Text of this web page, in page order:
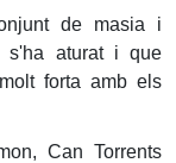
de masia i
s'ha aturat i que
forta amb els
Can Torrents